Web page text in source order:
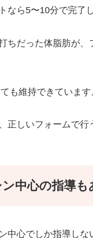
なら5〜10分で完了し
ちだった体脂肪が
も維持できています
正しいフォームで
中心の指導も
中心でしか指導しな